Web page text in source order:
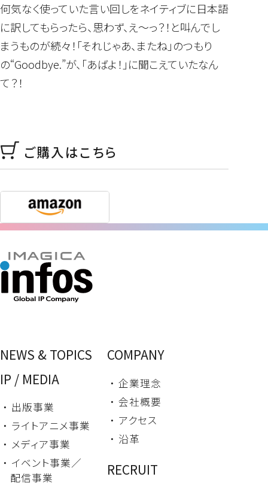
何気なく使っていた言い回しをネイティブに日本語
に訳してもらったら、思わず、え～っ？！と叫んでし
まうものが続々！「それじゃあ、またね」のつもり
の“Goodbye.”が、「あばよ！」に聞こえていたなん
て？！
ご購入はこちら
NEWS & TOPICS
IP / MEDIA
・ 出版事業
・ ライトアニメ事業
・ メディア事業
・ イベント事業／
配信事業
COMPANY
・ 企業理念
・ 会社概要
・ アクセス
・ 沿革
RECRUIT